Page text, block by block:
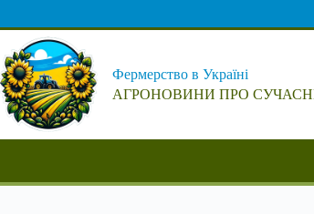
вмісту
Фермерство в Україні
АГРОНОВИНИ ПРО